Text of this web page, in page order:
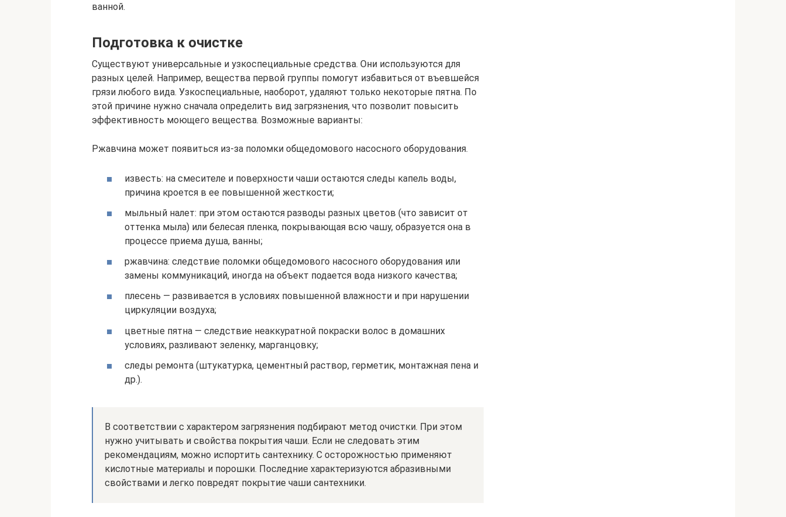
ванной.
Подготовка к очистке
Существуют универсальные и узкоспециальные средства. Они используются для
разных целей. Например, вещества первой группы помогут избавиться от въевшейся
грязи любого вида. Узкоспециальные, наоборот, удаляют только некоторые пятна. По
этой причине нужно сначала определить вид загрязнения, что позволит повысить
эффективность моющего вещества. Возможные варианты:
Ржавчина может появиться из-за поломки общедомового насосного оборудования.
известь: на смесителе и поверхности чаши остаются следы капель воды,
причина кроется в ее повышенной жесткости;
мыльный налет: при этом остаются разводы разных цветов (что зависит от
оттенка мыла) или белесая пленка, покрывающая всю чашу, образуется она в
процессе приема душа, ванны;
ржавчина: следствие поломки общедомового насосного оборудования или
замены коммуникаций, иногда на объект подается вода низкого качества;
плесень — развивается в условиях повышенной влажности и при нарушении
циркуляции воздуха;
цветные пятна — следствие неаккуратной покраски волос в домашних
условиях, разливают зеленку, марганцовку;
следы ремонта (штукатурка, цементный раствор, герметик, монтажная пена и
др.).
В соответствии с характером загрязнения подбирают метод очистки. При этом
нужно учитывать и свойства покрытия чаши. Если не следовать этим
рекомендациям, можно испортить сантехнику. С осторожностью применяют
кислотные материалы и порошки. Последние характеризуются абразивными
свойствами и легко повредят покрытие чаши сантехники.